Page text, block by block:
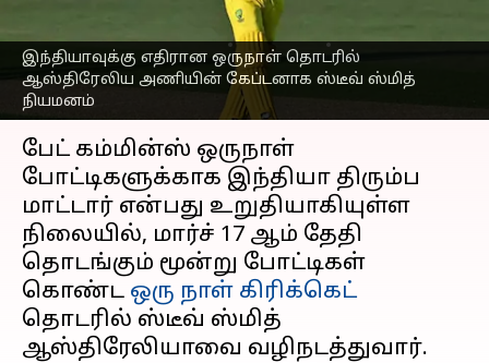
இந்தியாவுக்கு எதிரான ஒருநாள் தொடரில்
ஆஸ்திரேலிய அணியின் கேப்டனாக ஸ்டீவ் ஸ்மித்
நியமனம்
எழுதியவர் Sekar Chinnappan Mar 14, 2023 12:17 pm
செய்தி முன்னோட்டம்
பேட் கம்மின்ஸ் ஒருநாள்
போட்டிகளுக்காக இந்தியா திரும்ப
மாட்டார் என்பது உறுதியாகியுள்ள
நிலையில், மார்ச் 17 ஆம் தேதி
தொடங்கும் மூன்று போட்டிகள்
கொண்ட ஒரு நாள் கிரிக்கெட்
தொடரில் ஸ்டீவ் ஸ்மித்
ஆஸ்திரேலியாவை வழிநடத்துவார்.